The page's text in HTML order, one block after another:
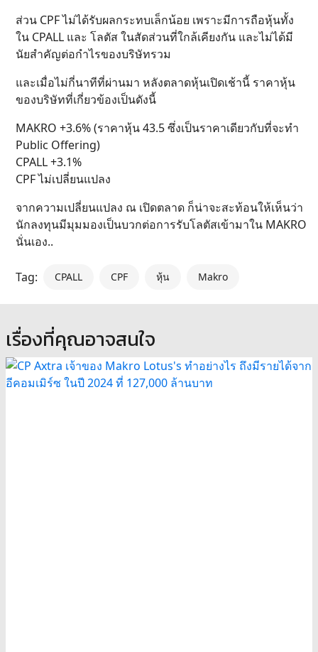
ส่วน CPF ไม่ได้รับผลกระทบเล็กน้อย เพราะมีการถือหุ้นทั้ง
ใน CPALL และ โลตัส ในสัดส่วนที่ใกล้เคียงกัน และไม่ได้มี
นัยสำคัญต่อกำไรของบริษัทรวม
และเมื่อไม่กี่นาทีที่ผ่านมา หลังตลาดหุ้นเปิดเช้านี้ ราคาหุ้น
ของบริษัทที่เกี่ยวข้องเป็นดังนี้
MAKRO +3.6% (ราคาหุ้น 43.5 ซึ่งเป็นราคาเดียวกับที่จะทำ
Public Offering)
CPALL +3.1%
CPF ไม่เปลี่ยนแปลง
จากความเปลี่ยนแปลง ณ เปิดตลาด ก็น่าจะสะท้อนให้เห็นว่า
นักลงทุนมีมุมมองเป็นบวกต่อการรับโลตัสเข้ามาใน MAKRO
นั่นเอง..
Tag: CPALL CPF หุ้น Makro
เรื่องที่คุณอาจสนใจ